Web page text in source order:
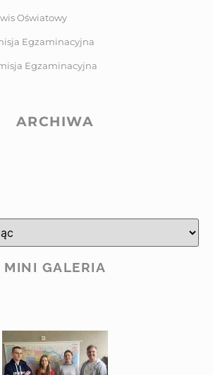
Oświatowy
Egzaminacyjna
Egzaminacyjna
ARCHIWA
MINI GALERIA